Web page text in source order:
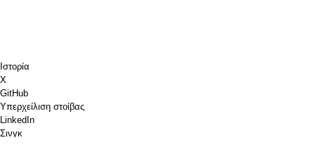
Ιστορία
Χ
GitHub
Υπερχείλιση στοίβας
LinkedIn
Σινγκ